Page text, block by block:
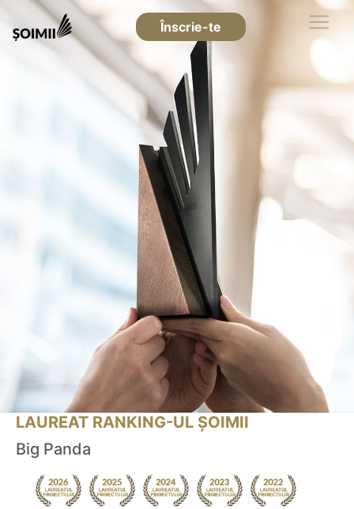
Înscrie-te
LAUREAT RANKING-UL ȘOIMII
Big Panda